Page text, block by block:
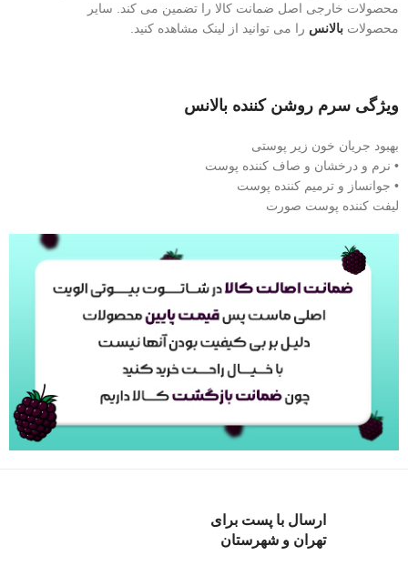
محصولات خارجی اصل ضمانت کالا را تضمین می کند. سایر
محصولات بالانس را می توانید از لینک مشاهده کنید.
ویژگی سرم روشن کننده بالانس
بهبود جریان خون زیر پوستی
• نرم و درخشان و صاف کننده پوست
• جوانساز و ترمیم کننده پوست
لیفت کننده پوست صورت
ارسال با پست برای
تهران و شهرستان